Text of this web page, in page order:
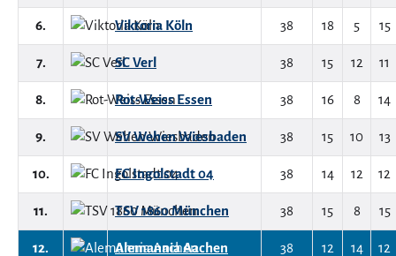
6. Viktoria Köln 38 18 5 15
7. SC Verl 38 15 12 11
8. Rot-Weiss Essen 38 16 8 14
9. SV Wehen Wiesbaden 38 15 10 13
10. FC Ingolstadt 04 38 14 12 12
11. TSV 1860 München 38 15 8 15
12. Alemannia Aachen 38 12 14 12